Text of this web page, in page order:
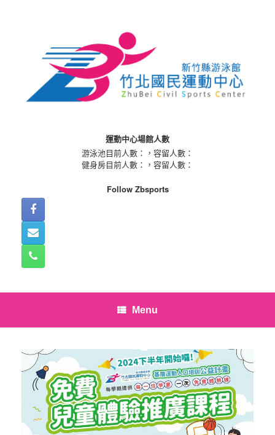
運動中心場館人數
游泳池目前人數：
，容留人數：
健身房目前人數：
，容留人數：
Follow Zbsports
Menu